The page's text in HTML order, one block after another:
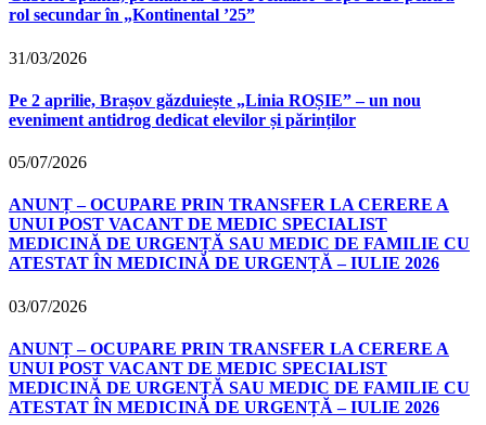
rol secundar în „Kontinental ’25”
31/03/2026
Pe 2 aprilie, Brașov găzduiește „Linia ROȘIE” – un nou
eveniment antidrog dedicat elevilor și părinților
05/07/2026
ANUNȚ – OCUPARE PRIN TRANSFER LA CERERE A
UNUI POST VACANT DE MEDIC SPECIALIST
MEDICINĂ DE URGENȚĂ SAU MEDIC DE FAMILIE CU
ATESTAT ÎN MEDICINĂ DE URGENȚĂ – IULIE 2026
03/07/2026
ANUNȚ – OCUPARE PRIN TRANSFER LA CERERE A
UNUI POST VACANT DE MEDIC SPECIALIST
MEDICINĂ DE URGENȚĂ SAU MEDIC DE FAMILIE CU
ATESTAT ÎN MEDICINĂ DE URGENȚĂ – IULIE 2026